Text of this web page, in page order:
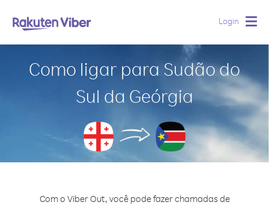
Login
Como ligar para Sudão do
Sul da Geórgia
Com o Viber Out, você pode fazer chamadas de